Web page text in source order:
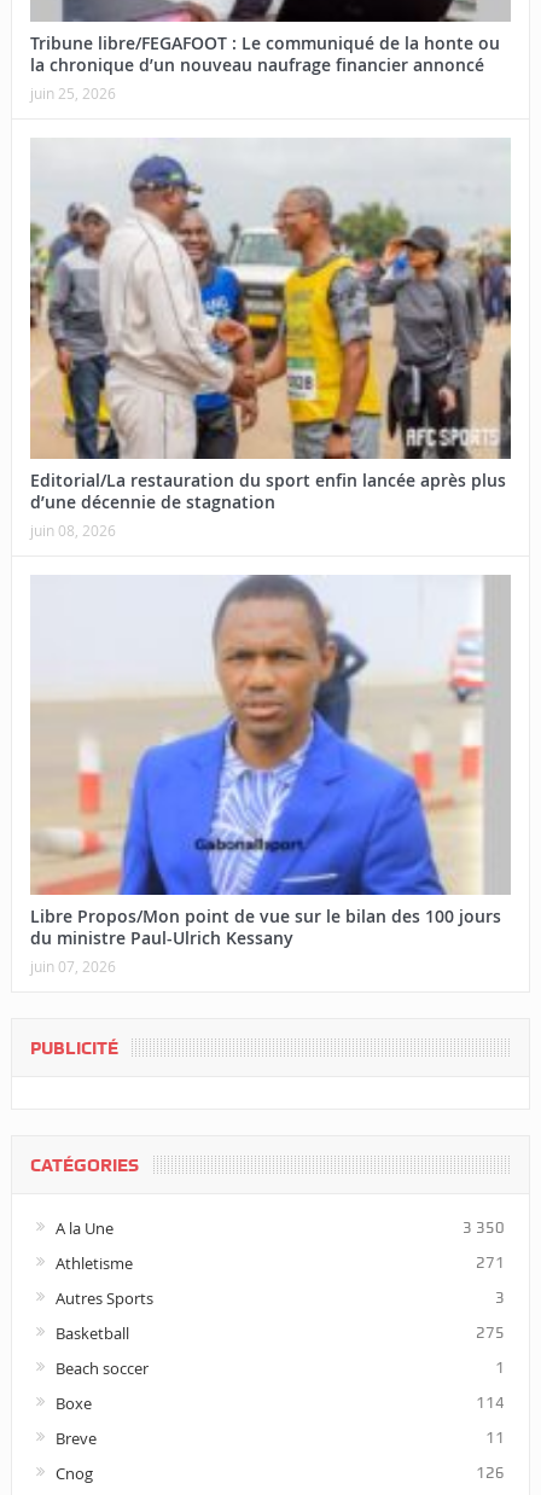
Tribune libre/FEGAFOOT : Le communiqué de la honte ou
la chronique d’un nouveau naufrage financier annoncé
juin 25, 2026
Editorial/La restauration du sport enfin lancée après plus
d’une décennie de stagnation
juin 08, 2026
Libre Propos/Mon point de vue sur le bilan des 100 jours
du ministre Paul-Ulrich Kessany
juin 07, 2026
PUBLICITÉ
CATÉGORIES
A la Une 3 350
Athletisme 271
Autres Sports 3
Basketball 275
Beach soccer 1
Boxe 114
Breve 11
Cnog 126